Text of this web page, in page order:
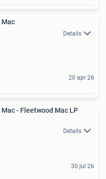
Mac
Details
20 apr 26
- Fleetwood Mac LP
Details
30 jul 26